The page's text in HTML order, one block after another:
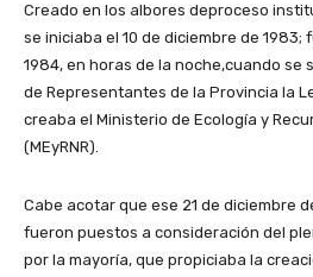
Creado en los albores deproceso
se iniciaba el 10 de diciembre de 1983;
1984, en horas de la noche,cuando se
de Representantes de la Provincia la
creaba el Ministerio de Ecología y
(MEyRNR).
Cabe acotar que ese 21 de diciembre
fueron puestos a consideración del
por la mayoría, que propiciaba la